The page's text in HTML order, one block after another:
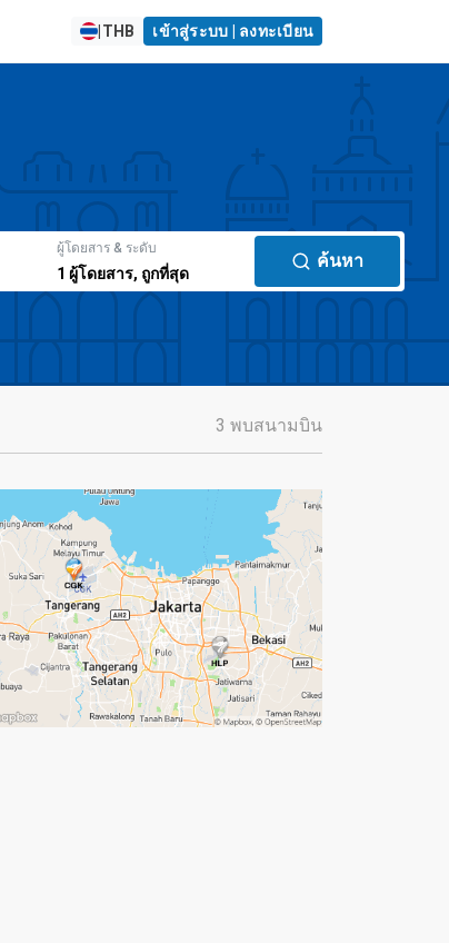
THB เข้าสู่ระบบ | ลงทะเบียน
ผู้โดยสาร & ระดับ
1 ผู้โดยสาร, ถูกที่สุด
ค้นหา
3 พบสนามบิน